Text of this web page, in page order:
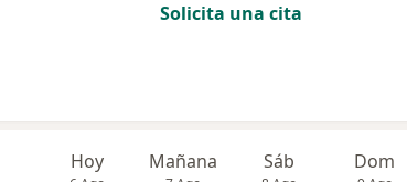
Solicita una cita
Hoy Mañana Sáb Dom